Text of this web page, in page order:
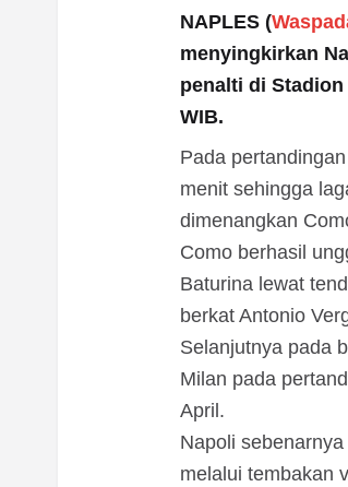
NAPLES (
menyingkirkan
penalti di Stadion
WIB.
Pada
menit sehingga
dimenangkan
Como berhasil
Baturina lewat
berkat Antonio
Selanjutnya pada
Milan pada
April.
Napoli
melalui tembakan